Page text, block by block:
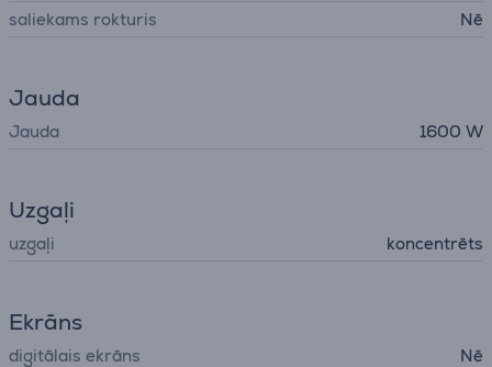
saliekams rokturis
Nē
Jauda
Jauda 1600 W
Uzgaļi
uzgaļi koncentrēts
Ekrāns
digitālais ekrāns Nē